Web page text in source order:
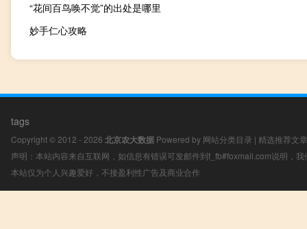
“花间百鸟唤不觉”的出处是哪里
妙手仁心攻略
tags
Copyright © 2012 - 2026 北京农大数据 Powered by 网站分类目录 | 精选推荐文章
声明：本站内容来自互联网，如信息有错误可发邮件到f_fb#foxmail.com说明，
本站仅为个人兴趣爱好，不接盈利性广告及商业合作